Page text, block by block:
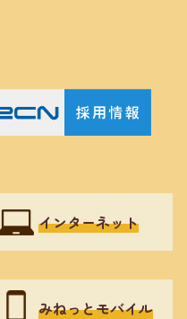
インターネット
みねっとモバイル